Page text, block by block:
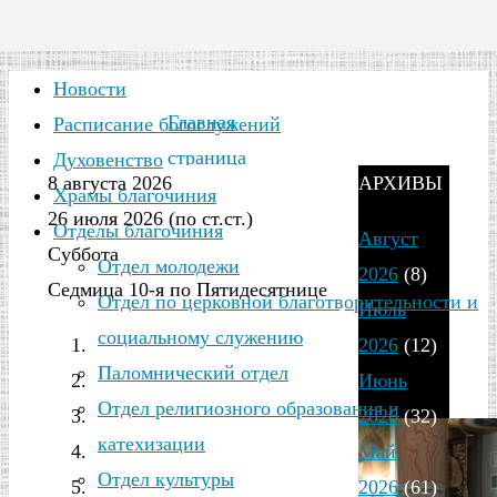
Новости
Расписание богослужений
Духовенство
Храмы благочиния
Отделы благочиния
Отдел молодежи
Отдел по церковной благотворительности и
социальному служению
Паломнический отдел
Отдел религиозного образования и
катехизации
Отдел культуры
Главная
страница
2025
Год:
2025
8 августа 2026
26 июля 2026 (по ст.ст.)
Суббота
Седмица 10-я по Пятидесятнице
АРХИВЫ
Август
2026 (8)
Июль
2026 (12)
Июнь
2026(32)
Май
2026(61)